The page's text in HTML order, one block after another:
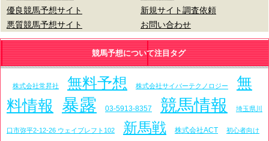
優良競馬予想サイト
悪質競馬予想サイト
新規サイト調査依頼
お問い合わせ
競馬予想について注目タグ
株式会社常昇社 無料予想 株式会社サイバーテクノロジー
無
料情報 暴露 03-5913-8357 競馬情報 埼玉県川
口市弥平2-12-26 ウェイブレフト102 新馬戦 株式会社ACT 初心者向け